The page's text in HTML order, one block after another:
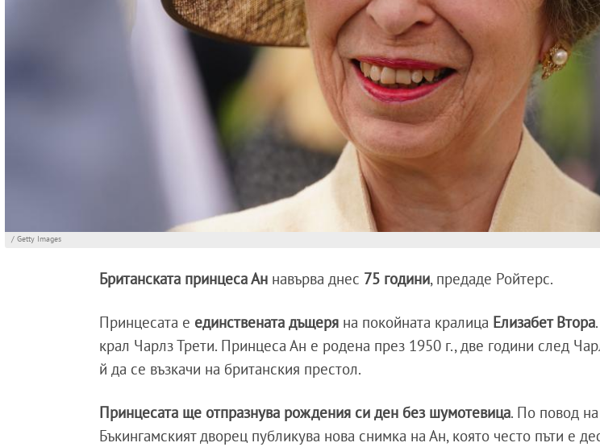
/ Getty Images
Британската принцеса Ан навърва днес 75 години, предаде Ройтерс.
Принцесата е единствената дъщеря на покойната кралица Елизабет Втора
крал Чарлз Трети. Принцеса Ан е родена през 1950 г., две години след
й да се възкачи на британския престол.
Принцесата ще отпразнува рождения си ден без шумотевица. По повод
Бъкингамският дворец публикува нова снимка на Ан, която често пъти е